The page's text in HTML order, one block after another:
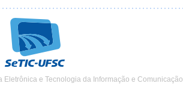
e Tecnologia da Informação e Comunicação